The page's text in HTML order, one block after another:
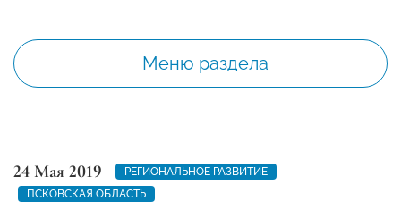
Меню раздела
24 Мая 2019
РЕГИОНАЛЬНОЕ РАЗВИТИЕ
ПСКОВСКАЯ ОБЛАСТЬ